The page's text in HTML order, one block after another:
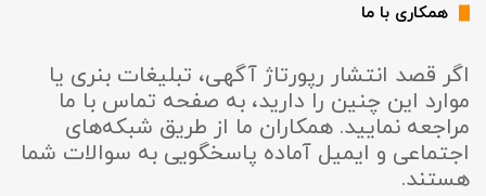
همکاری با ما
اگر قصد انتشار رپورتاژ آگهی، تبلیغات بنری یا
موارد این چنین را دارید، به صفحه تماس با ما
مراجعه نمایید. همکاران ما از طریق شبکه‌های
اجتماعی و ایمیل آماده پاسخگویی به سوالات شما
هستند.